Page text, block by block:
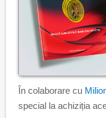
În colaborare cu
special la achiziția